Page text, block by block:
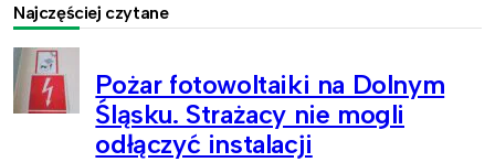
Najczęściej czytane
Pożar fotowoltaiki na Dolnym
Śląsku. Strażacy nie mogli
odłączyć instalacji